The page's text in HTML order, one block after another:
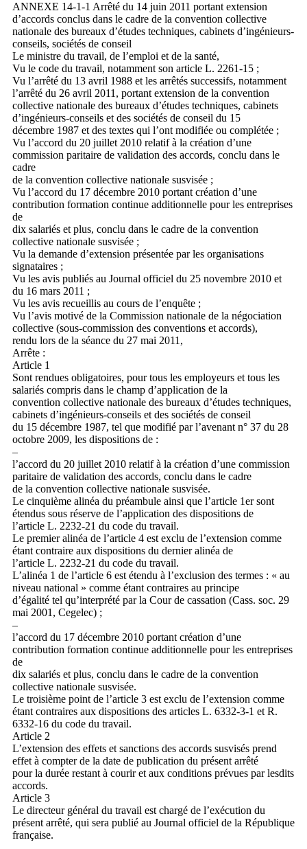
ANNEXE 14-1-1 Arrêté du 14 juin 2011 portant extension
d’accords conclus dans le cadre de la convention collective
nationale des bureaux d’études techniques, cabinets d’ingénieurs-
conseils, sociétés de conseil
Le ministre du travail, de l’emploi et de la santé,
Vu le code du travail, notamment son article L. 2261-15 ;
Vu l’arrêté du 13 avril 1988 et les arrêtés successifs, notamment
l’arrêté du 26 avril 2011, portant extension de la convention
collective nationale des bureaux d’études techniques, cabinets
d’ingénieurs-conseils et des sociétés de conseil du 15
décembre 1987 et des textes qui l’ont modifiée ou complétée ;
Vu l’accord du 20 juillet 2010 relatif à la création d’une
commission paritaire de validation des accords, conclu dans le
cadre
de la convention collective nationale susvisée ;
Vu l’accord du 17 décembre 2010 portant création d’une
contribution formation continue additionnelle pour les entreprises
de
dix salariés et plus, conclu dans le cadre de la convention
collective nationale susvisée ;
Vu la demande d’extension présentée par les organisations
signataires ;
Vu les avis publiés au Journal officiel du 25 novembre 2010 et
du 16 mars 2011 ;
Vu les avis recueillis au cours de l’enquête ;
Vu l’avis motivé de la Commission nationale de la négociation
collective (sous-commission des conventions et accords),
rendu lors de la séance du 27 mai 2011,
Arrête :
Article 1
Sont rendues obligatoires, pour tous les employeurs et tous les
salariés compris dans le champ d’application de la
convention collective nationale des bureaux d’études techniques,
cabinets d’ingénieurs-conseils et des sociétés de conseil
du 15 décembre 1987, tel que modifié par l’avenant n° 37 du 28
octobre 2009, les dispositions de :
–
l’accord du 20 juillet 2010 relatif à la création d’une commission
paritaire de validation des accords, conclu dans le cadre
de la convention collective nationale susvisée.
Le cinquième alinéa du préambule ainsi que l’article 1er sont
étendus sous réserve de l’application des dispositions de
l’article L. 2232-21 du code du travail.
Le premier alinéa de l’article 4 est exclu de l’extension comme
étant contraire aux dispositions du dernier alinéa de
l’article L. 2232-21 du code du travail.
L’alinéa 1 de l’article 6 est étendu à l’exclusion des termes : « au
niveau national » comme étant contraires au principe
d’égalité tel qu’interprété par la Cour de cassation (Cass. soc. 29
mai 2001, Cegelec) ;
–
l’accord du 17 décembre 2010 portant création d’une
contribution formation continue additionnelle pour les entreprises
de
dix salariés et plus, conclu dans le cadre de la convention
collective nationale susvisée.
Le troisième point de l’article 3 est exclu de l’extension comme
étant contraires aux dispositions des articles L. 6332-3-1 et R.
6332-16 du code du travail.
Article 2
L’extension des effets et sanctions des accords susvisés prend
effet à compter de la date de publication du présent arrêté
pour la durée restant à courir et aux conditions prévues par lesdits
accords.
Article 3
Le directeur général du travail est chargé de l’exécution du
présent arrêté, qui sera publié au Journal officiel de la République
française.